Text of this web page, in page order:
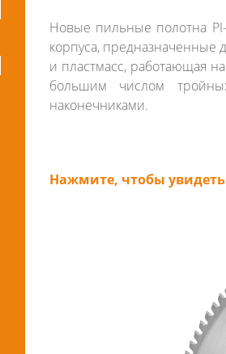
Новые пильные полотна
корпуса, предназначенные
и пластмасс, работающая
большим числом
наконечниками.
Нажмите, чтобы увидеть